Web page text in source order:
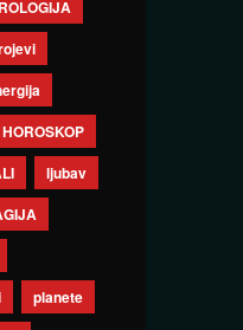
HOROSKOP
ljubav
planete